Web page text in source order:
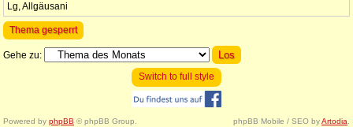
Lg, Allgäusani
Thema gesperrt
Gehe zu:
Switch to full style
Powered by phpBB © phpBB Group. phpBB Mobile / SEO byArtodia